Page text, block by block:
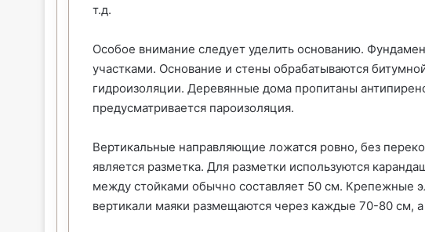
т.д.
Особое внимание следует уделить основанию.
участками. Основание и стены обрабатываются
гидроизоляции. Деревянные дома пропитаны
предусматривается пароизоляция.
Вертикальные направляющие ложатся ровно, без
является разметка. Для разметки используются
между стойками обычно составляет 50 см. Крепежные
вертикали маяки размещаются через каждые 70-80 см,